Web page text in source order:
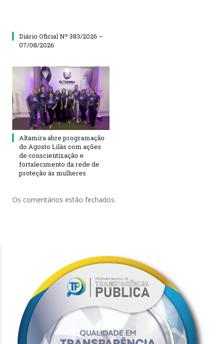
Diário Oficial Nº 383/2026 –
07/08/2026
Altamira abre programação
do Agosto Lilás com ações
de conscientização e
fortalecimento da rede de
proteção às mulheres
Os comentários estão fechados.